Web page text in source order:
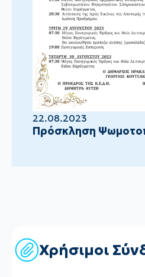
22.08.2023
Πρόσκληση
Χρήσιμοι